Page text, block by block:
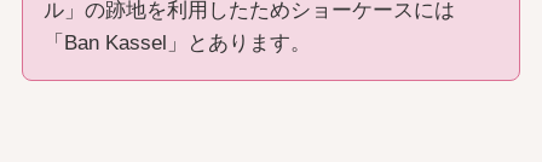
ル」の跡地を利用したためショーケースには
「Ban Kassel」とあります。